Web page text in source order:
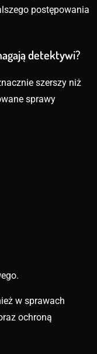
postępowania
detektywi?
szerszy niż
sprawy
w sprawach
ochroną